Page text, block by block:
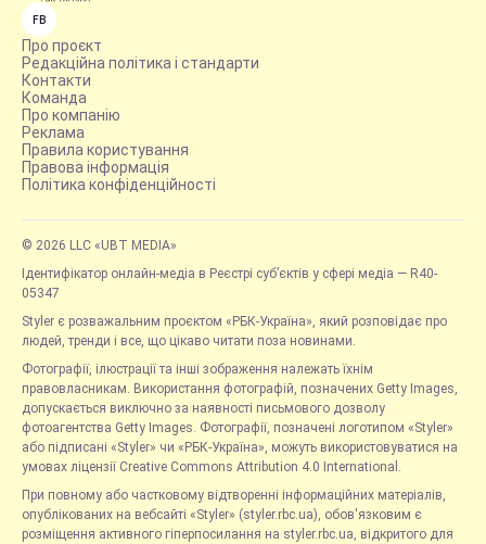
FB
Про проєкт
Редакційна політика і стандарти
Контакти
Команда
Про компанію
Реклама
Правила користування
Правова інформація
Політика конфіденційності
© 2026 LLC «UBT MEDIA»
Ідентифікатор онлайн-медіа в Реєстрі суб’єктів у сфері медіа — R40-
05347
Styler є розважальним проєктом «РБК-Україна», який розповідає про
людей, тренди і все, що цікаво читати поза новинами.
Фотографії, ілюстрації та інші зображення належать їхнім
правовласникам. Використання фотографій, позначених Getty Images,
допускається виключно за наявності письмового дозволу
фотоагентства Getty Images. Фотографії, позначені логотипом «Styler»
або підписані «Styler» чи «РБК-Україна», можуть використовуватися на
умовах ліцензії Creative Commons Attribution 4.0 International.
При повному або частковому відтворенні інформаційних матеріалів,
опублікованих на вебсайті «Styler» (styler.rbc.ua), обов'язковим є
розміщення активного гіперпосилання на styler.rbc.ua, відкритого для